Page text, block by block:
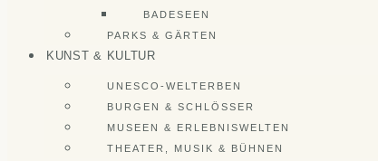
BADESEEN
PARKS & GÄRTEN
KUNST & KULTUR
UNESCO-WELTERBEN
BURGEN & SCHLÖSSER
MUSEEN & ERLEBNISWELTEN
THEATER, MUSIK & BÜHNEN